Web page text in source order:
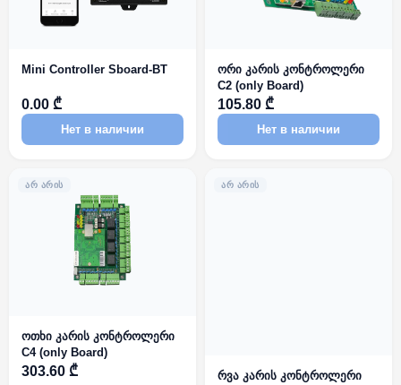
Mini Controller Sboard-BT
0.00 ₾
Нет в наличии
ორი კარის კონტროლერი
C2 (only Board)
105.80 ₾
Нет в наличии
ᲐᲠ ᲐᲠᲘᲡ
ოთხი კარის კონტროლერი
C4 (only Board)
303.60 ₾
ᲐᲠ ᲐᲠᲘᲡ
რვა კარის კონტროლერი